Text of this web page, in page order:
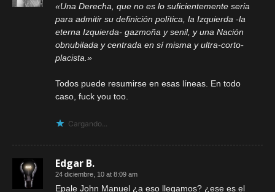
«Una Derecha, que no es lo suficientemente seria
para admitir su definición política, la Izquierda -la
eterna Izquierda- gazmoña y senil, y una Nación
obnubilada y centrada en sí misma y ultra-corto-
placista.»
Todos puede resumirse en esas líneas. En todo
caso, fuck you too.
Cargando...
Edgar B.
24 diciembre, 10 at 8:09 am
Epale John Manuel ¿a eso llegamos? ¿ese es el